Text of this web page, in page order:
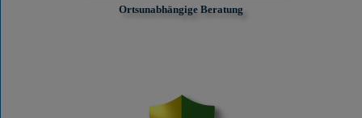
Ortsunabhängige Beratung